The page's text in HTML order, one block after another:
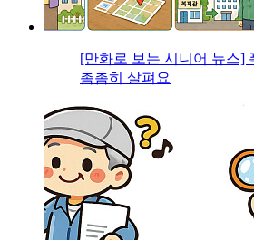
[만화로 보는 시니어 뉴스]
촘촘히 살펴요